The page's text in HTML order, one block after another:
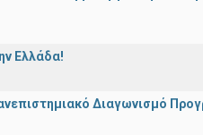
Ελλάδα!
Διαγωνισμό